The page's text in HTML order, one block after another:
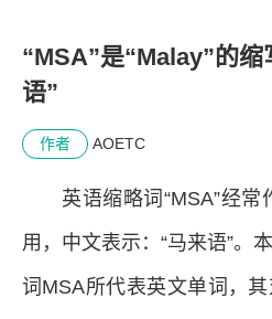
“MSA”是“Malay”的
语”
作者 AOETC
英语缩略词“MSA”经常
用，中文表示：“马来语”。
词MSA所代表英文单词，